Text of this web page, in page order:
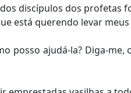
discípulos dos profetas
está querendo levar
posso ajudá-la? Diga-